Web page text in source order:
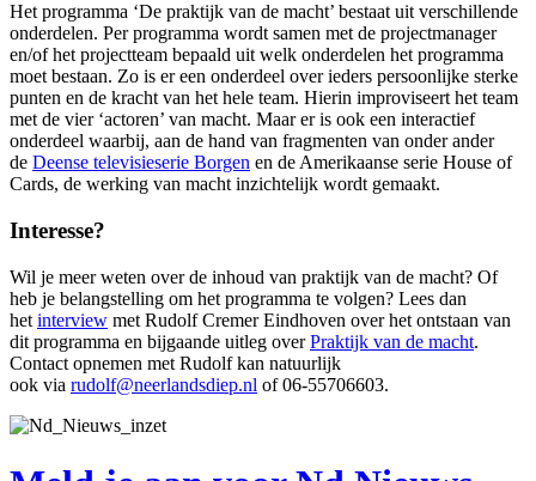
Het programma ‘De praktijk van de macht’ bestaat uit verschillende
onderdelen. Per programma wordt samen met de projectmanager
en/of het projectteam bepaald uit welk onderdelen het programma
moet bestaan. Zo is er een onderdeel over ieders persoonlijke sterke
punten en de kracht van het hele team. Hierin improviseert het team
met de vier ‘actoren’ van macht. Maar er is ook een interactief
onderdeel waarbij, aan de hand van fragmenten van onder ander
de Deense televisieserie Borgen en de Amerikaanse serie House of
Cards, de werking van macht inzichtelijk wordt gemaakt.
Interesse?
Wil je meer weten over de inhoud van praktijk van de macht? Of
heb je belangstelling om het programma te volgen? Lees dan
het interview met Rudolf Cremer Eindhoven over het ontstaan van
dit programma en bijgaande uitleg overPraktijk van de macht.
Contact opnemen met Rudolf kan natuurlijk
ook via rudolf@neerlandsdiep.nl of 06-55706603.